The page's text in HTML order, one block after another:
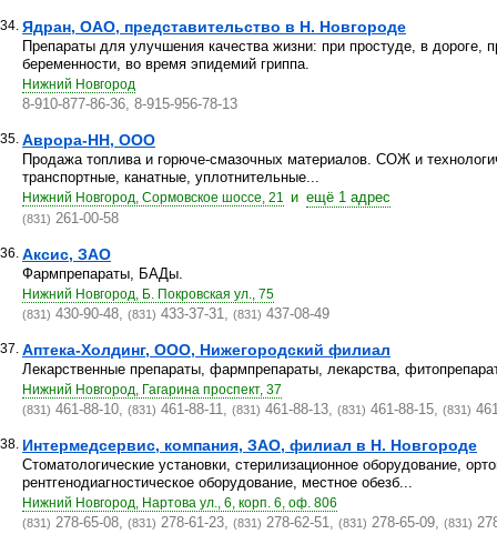
34. Ядран, ОАО, представительство в Н. Новгороде
Препараты для улучшения качества жизни: при простуде, в дороге,
беременности, во время эпидемий гриппа.
Нижний Новгород
8-910-877-86-36, 8-915-956-78-13
35. Аврора-НН, ООО
Продажа топлива и горюче-смазочных материалов. СОЖ и
транспортные, канатные, уплотнительные...
Нижний Новгород, Сормовское шоссе, 21 и ещё 1 адрес
(831) 261-00-58
36. Аксис, ЗАО
Фармпрепараты, БАДы.
Нижний Новгород, Б. Покровская ул., 75
(831) 430-90-48, (831) 433-37-31, (831) 437-08-49
37. Аптека-Холдинг, ООО, Нижегородский филиал
Лекарственные препараты, фармпрепараты, лекарства,
Нижний Новгород, Гагарина проспект, 37
(831) 461-88-10, (831) 461-88-11, (831) 461-88-13, (831) 461-88-15, (831)
38. Интермедсервис, компания, ЗАО, филиал в Н. Новгороде
Стоматологические установки, стерилизационное оборудование,
рентгенодиагностическое оборудование, местное обезб...
Нижний Новгород, Нартова ул., 6, корп. 6, оф. 806
(831) 278-65-08, (831) 278-61-23, (831) 278-62-51, (831) 278-65-09, (831)